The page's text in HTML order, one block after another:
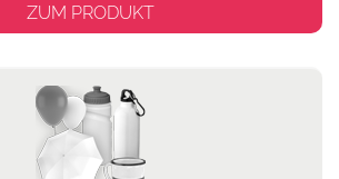
ZUM PRODUKT